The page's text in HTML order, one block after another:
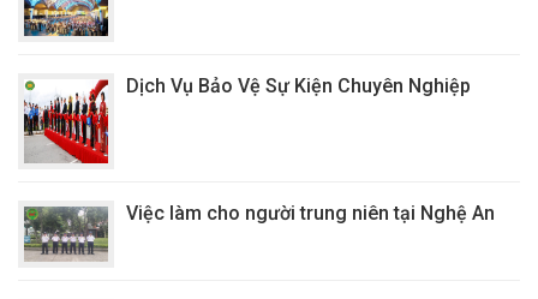
Dịch Vụ Bảo Vệ Sự Kiện Chuyên Nghiệp
Việc làm cho người trung niên tại Nghệ An